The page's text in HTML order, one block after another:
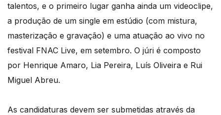
talentos, e o primeiro lugar ganha ainda um videoclipe,
a produção de um single em estúdio (com mistura,
masterização e gravação) e uma atuação ao vivo no
festival FNAC Live, em setembro. O júri é composto
por Henrique Amaro, Lia Pereira, Luís Oliveira e Rui
Miguel Abreu.
As candidaturas devem ser submetidas através da